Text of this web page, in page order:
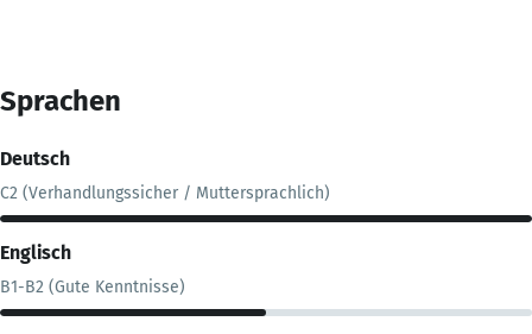
Sprachen
Deutsch
C2 (Verhandlungssicher / Muttersprachlich)
Englisch
B1-B2 (Gute Kenntnisse)